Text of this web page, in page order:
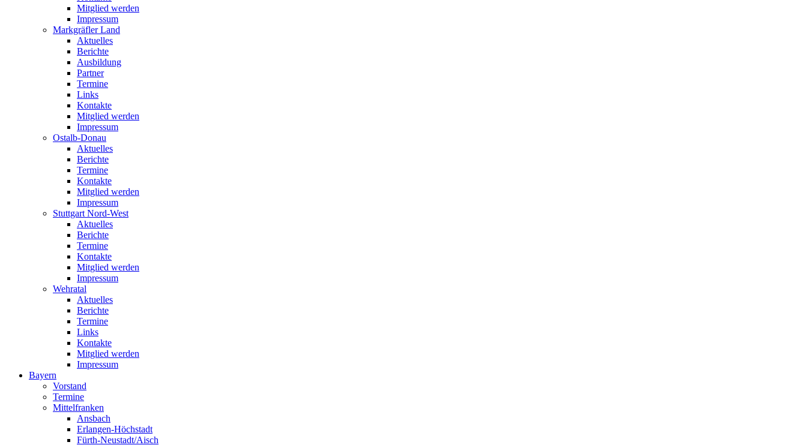
Mitglied werden
Impressum
Markgräfler Land
Aktuelles
Berichte
Ausbildung
Partner
Termine
Links
Kontakte
Mitglied werden
Impressum
Ostalb-Donau
Aktuelles
Berichte
Termine
Kontakte
Mitglied werden
Impressum
Stuttgart Nord-West
Aktuelles
Berichte
Termine
Kontakte
Mitglied werden
Impressum
Wehratal
Aktuelles
Berichte
Termine
Links
Kontakte
Mitglied werden
Impressum
Bayern
Vorstand
Termine
Mittelfranken
Ansbach
Erlangen-Höchstadt
Fürth-Neustadt/Aisch